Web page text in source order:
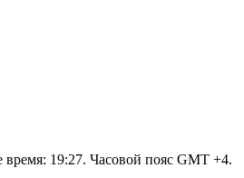
время: 19:27. Часовой пояс GMT +4.